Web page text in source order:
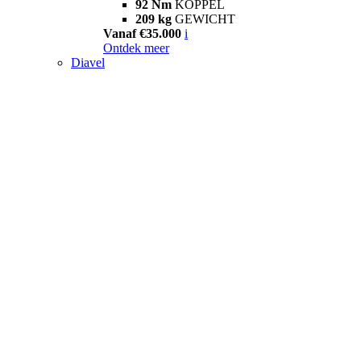
92 Nm KOPPEL
209 kg GEWICHT
Vanaf €35.000 i
Ontdek meer
Diavel